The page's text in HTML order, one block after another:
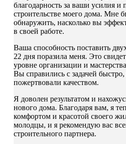
благодарность за ваши усилия и
строительстве моего дома. Мне
обнаружить, насколько вы
в своей работе.
Ваша способность поставить
22 дня поразила меня. Это
уровне организации и
Вы справились с задачей
пожертвовали качеством.
Я доволен результатом и
нового дома. Благодаря вам, я
комфортом и красотой своего
молодцы, и я рекомендую вас
строительного партнера.